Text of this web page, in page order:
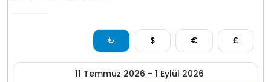
₺ $ € £
11 Temmuz 2026 - 1 Eylül 2026